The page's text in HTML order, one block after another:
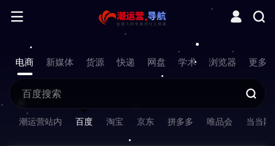
电商 新媒体 货源 快递 网盘 学术 浏览器 更多
潮运营站内 百度 淘宝 京东 拼多多 唯品会 当当网